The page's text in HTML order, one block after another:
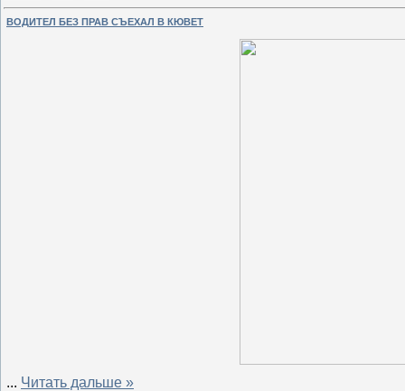
ВОДИТЕЛ БЕЗ ПРАВ СЪЕХАЛ В КЮВЕТ
... Читать дальше »